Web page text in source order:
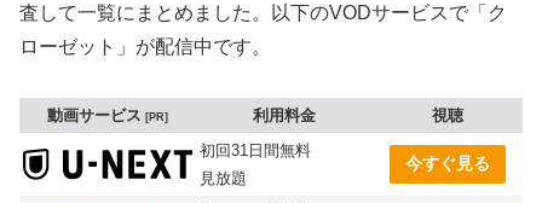
査して一覧にまとめました。以下のVODサービスで「ク
ローゼット」が配信中です。
動画サービス PR 利用料金
視聴
初回31日間無料
見放題
今すぐ見る